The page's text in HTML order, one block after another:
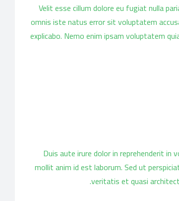
Velit esse cillum dolore eu fugiat nulla
omnis iste natus error sit voluptatem
explicabo. Nemo enim ipsam voluptatem
Duis aute irure dolor in reprehenderit
mollit anim id est laborum. Sed ut
veritatis et quasi